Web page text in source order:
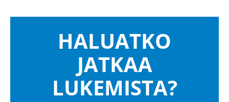
HALUATKO
JATKAA
LUKEMISTA?